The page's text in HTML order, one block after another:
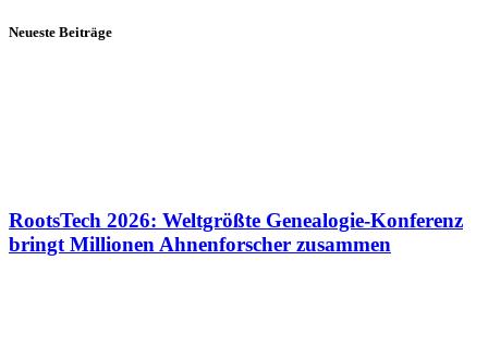
Neueste Beiträge
RootsTech 2026: Weltgrößte Genealogie-Konferenz
bringt Millionen Ahnenforscher zusammen